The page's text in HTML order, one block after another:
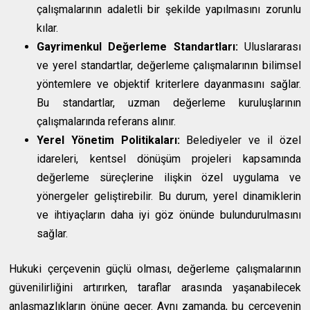
çalışmalarının adaletli bir şekilde yapılmasını zorunlu
kılar.
Gayrimenkul Değerleme Standartları:Uluslararası
ve yerel standartlar, değerleme çalışmalarının bilimsel
yöntemlere ve objektif kriterlere dayanmasını sağlar.
Bu standartlar, uzman değerleme kuruluşlarının
çalışmalarında referans alınır.
Yerel Yönetim Politikaları:Belediyeler ve il özel
idareleri, kentsel dönüşüm projeleri kapsamında
değerleme süreçlerine ilişkin özel uygulama ve
yönergeler geliştirebilir. Bu durum, yerel dinamiklerin
ve ihtiyaçların daha iyi göz önünde bulundurulmasını
sağlar.
Hukuki çerçevenin güçlü olması, değerleme çalışmalarının
güvenilirliğini artırırken, taraflar arasında yaşanabilecek
anlaşmazlıkların önüne geçer. Aynı zamanda, bu çerçevenin